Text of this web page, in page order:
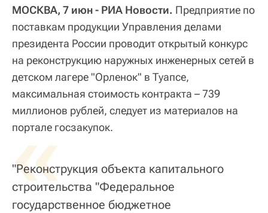
МОСКВА, 7 июн - РИА Новости. Предприятие по
поставкам продукции Управления делами
президента России проводит открытый конкурс
на реконструкцию наружных инженерных сетей в
детском лагере "Орленок" в Туапсе,
максимальная стоимость контракта – 739
миллионов рублей, следует из материалов на
портале госзакупок.
«
"Реконструкция объекта капитального
строительства "Федеральное
государственное бюджетное